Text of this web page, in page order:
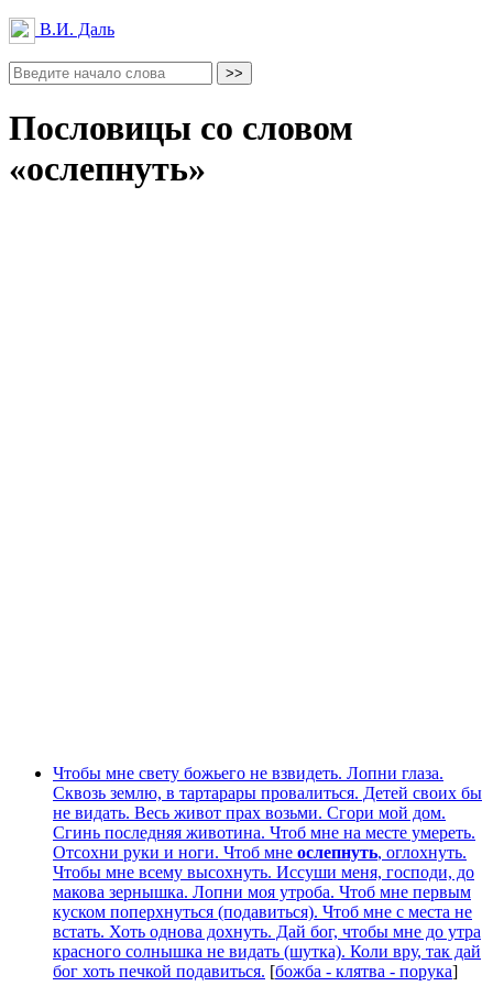
В.И. Даль
Пословицы со словом
«ослепнуть»
Чтобы мне свету божьего не взвидеть. Лопни глаза.
Сквозь землю, в тартарары провалиться. Детей своих бы
не видать. Весь живот прах возьми. Сгори мой дом.
Сгинь последняя животина. Чтоб мне на месте умереть.
Отсохни руки и ноги. Чтоб мне ослепнуть, оглохнуть.
Чтобы мне всему высохнуть. Иссуши меня, господи, до
макова зернышка. Лопни моя утроба. Чтоб мне первым
куском поперхнуться (подавиться). Чтоб мне с места не
встать. Хоть однова дохнуть. Дай бог, чтобы мне до утра
красного солнышка не видать (шутка). Коли вру, так дай
бог хоть печкой подавиться. [божба - клятва - порука]